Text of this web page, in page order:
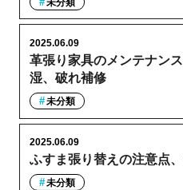
革張り家具のメンテナン
湿、破れ補修
2025.06.09
未分類
ふすま張り替えの注意点
2025.06.09
未分類